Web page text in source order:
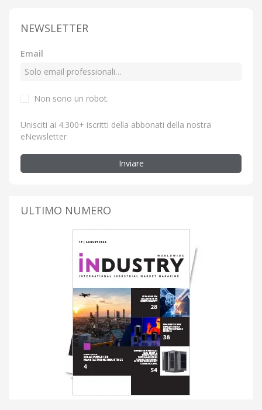
NEWSLETTER
Email
Non sono un robot.
Unisciti ai 4.300+ iscritti della abbonati della nostra
eNewsletter
Inviare
ULTIMO NUMERO